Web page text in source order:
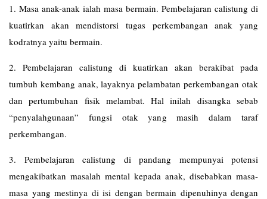
1. Masa anak-anak ialah masa bermain. Pembelajaran calistung di
kuatirkan akan mendistorsi tugas perkembangan anak yang
kodratnya yaitu bermain.
2. Pembelajaran calistung di kuatirkan akan berakibat pada
tumbuh kembang anak, layaknya pelambatan perkembangan otak
dan pertumbuhan fisik melambat. Hal inilah disangka sebab
“penyalahgunaan” fungsi otak yang masih dalam taraf
perkembangan.
3. Pembelajaran calistung di pandang mempunyai potensi
mengakibatkan masalah mental kepada anak, disebabkan masa-
masa yang mestinya di isi dengan bermain dipenuhinya dengan